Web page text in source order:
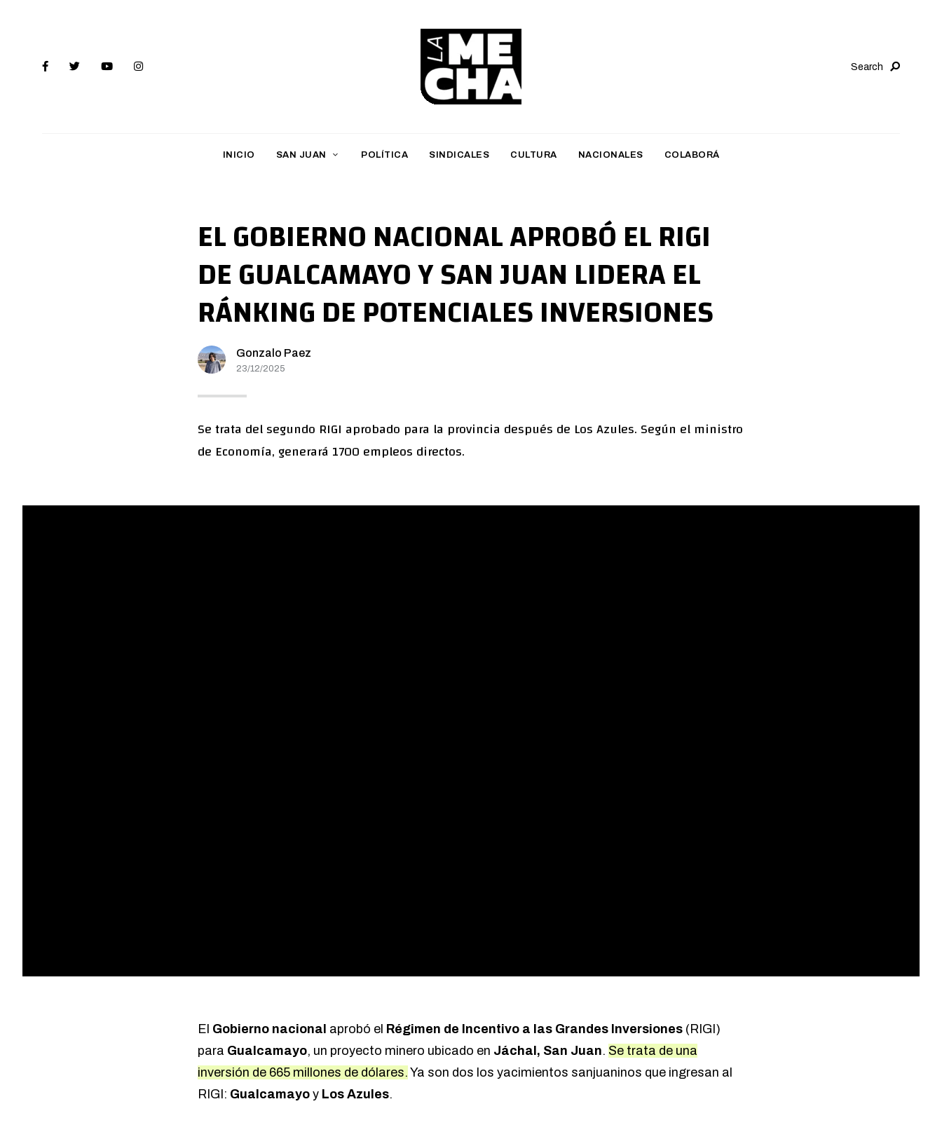
a
M
h
a
Search
INICIO SAN JUAN POLÍTICA SINDICALES CULTURA NACIONALES COLABORÁ
EL GOBIERNO NACIONAL APROBÓ EL RIGI
DE GUALCAMAYO Y SAN JUAN LIDERA EL
RÁNKING DE POTENCIALES INVERSIONES
Gonzalo Paez
23/12/2025
Se trata del segundo RIGI aprobado para la provincia después de Los Azules. Según el ministro
de Economía, generará 1700 empleos directos.
El Gobierno nacional aprobó el Régimen de Incentivo a las Grandes Inversiones (RIGI)
para Gualcamayo, un proyecto minero ubicado en Jáchal, San Juan. Se trata de una
inversión de 665 millones de dólares. Ya son dos los yacimientos sanjuaninos que ingresan al
RIGI: Gualcamayo y Los Azules.